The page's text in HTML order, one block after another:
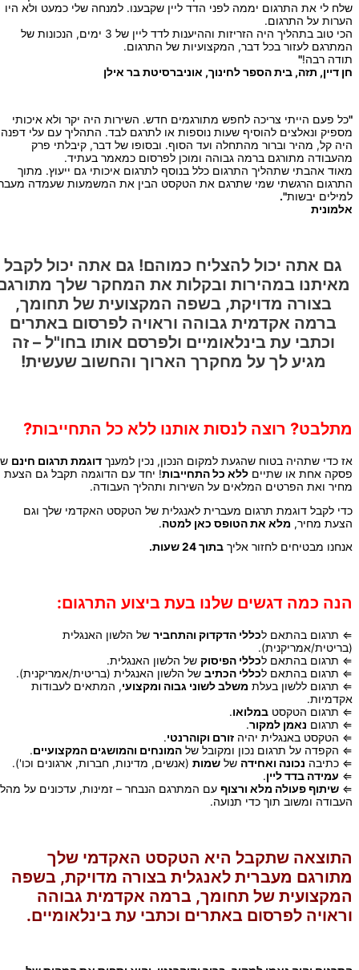
שלח לי את התרגום יממה לפני הדד ליין שקבענו. למנחה שלי כמעט ולא היו
הערות על התרגום.
הכי טוב בתהליך היה הזריזות וההיענות לדד ליין של 3 ימים, הנכונות של
המתרגם לעזור בכל דבר, המקצועיות של התרגום.
תודה רבה!"
חן דיין, תזה, בית הספר לחינוך, אוניברסיטת בר אילן
כל פעם הייתי צריכה לחפש מתורגמים חדש. השירות היה יקר ולא איכותי
מספיק ונאלצים להוסיף שעות נוספות או לתרגם לבד. התהליך עם עלי דפנה
היה קל, מהיר וברור מהתחלה ועד הסוף. ובסופו של דבר, קיבלתי פרק
מהעבודה מתורגם ברמה גבוהה ומוכן לפרסום כמאמר בעתיד.
מאוד אהבתי שתהליך התרגום כלל בנוסף לתרגום איכותי גם ייעוץ. מתוך
התרגום הרגשתי שמי שתרגם את הטקסט הבין את המשמעות שעמדה מעבר
למילים יבשות".
אלמונית
גם אתה יכול להצליח כמוהם! גם אתה יכול לקבל
מאיתנו במהירות ובקלות את המחקר שלך מתורגם
בצורה מדויקת, בשפה המקצועית של תחומך,
ברמה אקדמית גבוהה וראויה לפרסום באתרים
וכתבי עת בינלאומיים ולפרסם אותו בחו"ל – זה
מגיע לך על מחקרך הארוך והחשוב שעשית!
מתלבט? רוצה לנסות אותנו ללא כל התחייבות?
אז כדי שתהיה בטוח שהגעת למקום הנכון, נכין למענךדוגמת תרגום חינםשל
פסקה אחת או שתייםללא כל התחייבות! יחד עם הדוגמה תקבל גם הצעת
מחיר ואת הפרטים המלאים על השירות ותהליך העבודה.
כדי לקבל דוגמת תרגום מעברית לאנגלית של הטקסט האקדמי שלך וגם
הצעת מחיר,מלא את הטופס כאן למטה.
אנחנו מבטיחים לחזור אליךבתוך 24 שעות.
הנה כמה דגשים שלנו בעת ביצוע התרגום:
⇐ תרגום בהתאם ל כללי הדקדוק והתחבירשל הלשון האנגלית
(בריטית/אמריקנית).
⇐ תרגום בהתאם ל כללי הפיסוקשל הלשון האנגלית.
⇐ תרגום בהתאם ל כללי הכתיבשל הלשון האנגלית (בריטית/אמריקנית).
⇐ תרגום ללשון בעלתמשלב לשוני גבוה ומקצועי, המתאים לעבודות
אקדמיות.
⇐ תרגום הטקסטבמלואו.
⇐ תרגוםנאמן למקור.
⇐ הטקסט באנגלית יהיהזורם וקוהרנטי.
⇐ הקפדה על תרגום נכון ומקובל שלהמונחים והמושגים המקצועיים.
⇐ כתיבהנכונה ואחידהשלשמות(אנשים, מדינות, חברות, ארגונים וכו').
⇐עמידה בדד ליין.
⇐שיתוף פעולה מלא ורצוףעם המתרגם הנבחר – זמינות, עדכונים על מהלך
העבודה ומשוב תוך כדי תנועה.
התוצאה שתקבל היא הטקסט האקדמי שלך
מתורגם מעברית לאנגלית בצורה מדויקת, בשפה
המקצועית של תחומך, ברמה אקדמית גבוהה
וראויה לפרסום באתרים וכתבי עת בינלאומיים.